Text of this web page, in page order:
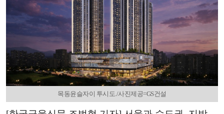
목동윤슬자이 투시도./사진제공=GS건설